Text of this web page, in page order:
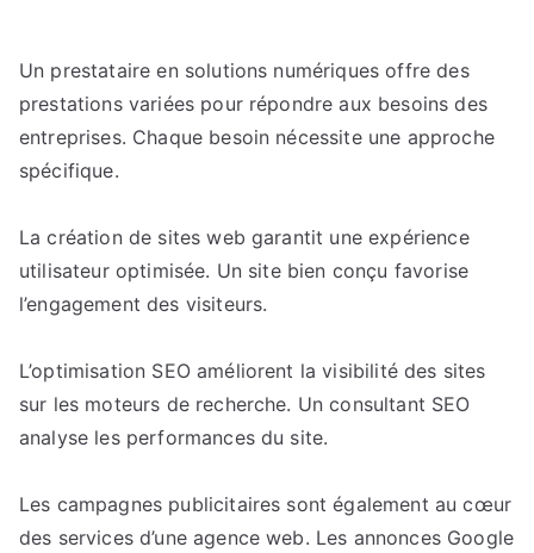
Un prestataire en solutions numériques offre des
prestations variées pour répondre aux besoins des
entreprises. Chaque besoin nécessite une approche
spécifique.
La création de sites web garantit une expérience
utilisateur optimisée. Un site bien conçu favorise
l’engagement des visiteurs.
L’optimisation SEO améliorent la visibilité des sites
sur les moteurs de recherche. Un consultant SEO
analyse les performances du site.
Les campagnes publicitaires sont également au cœur
des services d’une agence web. Les annonces Google